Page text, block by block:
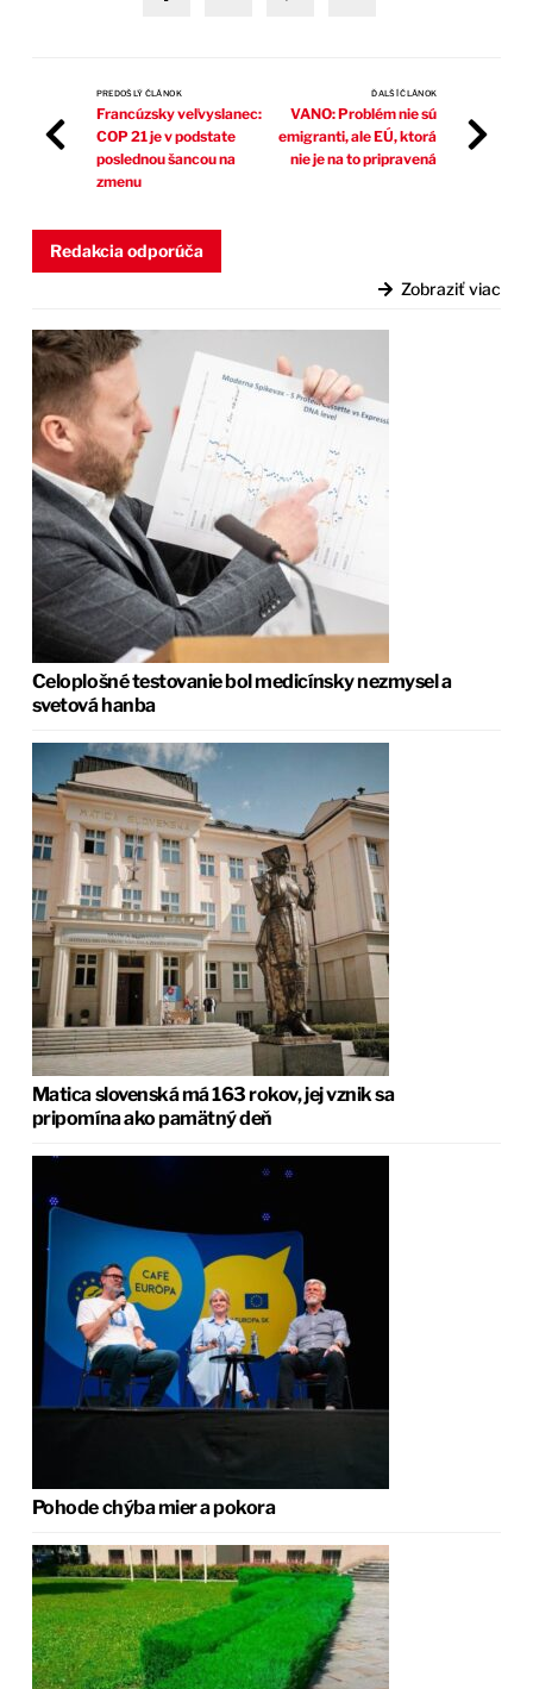
PREDOŠLÝ ČLÁNOK
Francúzsky veľvyslanec:
COP 21 je v podstate
poslednou šancou na
zmenu
ĎALŠÍ ČLÁNOK
VANO: Problém nie sú
emigranti, ale EÚ, ktorá
nie je na to pripravená
Redakcia odporúča
Zobraziť viac
Celoplošné testovanie bol medicínsky nezmysel a
svetová hanba
Matica slovenská má 163 rokov, jej vznik sa
pripomína ako pamätný deň
Pohode chýba mier a pokora